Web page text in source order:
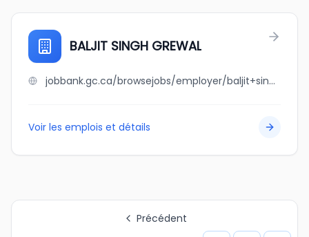
BALJIT SINGH GREWAL
jobbank.gc.ca/browsejobs/employer/baljit+singh+grewal/ca
Voir les emplois et détails
Précédent